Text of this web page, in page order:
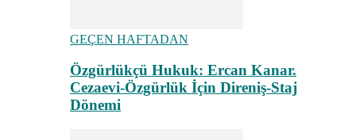
GEÇEN HAFTADAN
Özgürlükçü Hukuk: Ercan Kanar.
Cezaevi-Özgürlük İçin Direniş-Staj
Dönemi